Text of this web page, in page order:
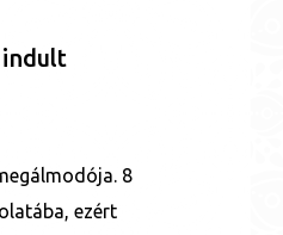
indult
8
ezért